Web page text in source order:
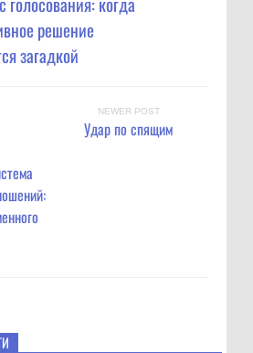
решение
загадкой
NEWER POST
Удар по спящим